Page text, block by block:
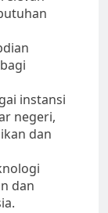
instansi
negeri,
dan
dan